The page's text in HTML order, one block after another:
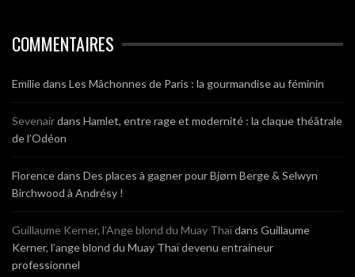
COMMENTAIRES
Emiliedans Les Mâchonnes de Paris : la gourmandise au féminin
Sevenairdans Hamlet, entre rage et modernité : la claque théâtrale
de l’Odéon
Florencedans Des places à gagner pour Bjørn Berge & Selwyn
Birchwood à Andrésy !
Guillaume Kerner, l’Ange blond du Muay Thaïdans Guillaume
Kerner, l’ange blond du Muay Thaï devenu entraineur
professionnel